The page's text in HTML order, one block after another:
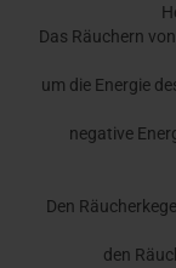
Das Räuchern
um die Energie
negative
Den
den